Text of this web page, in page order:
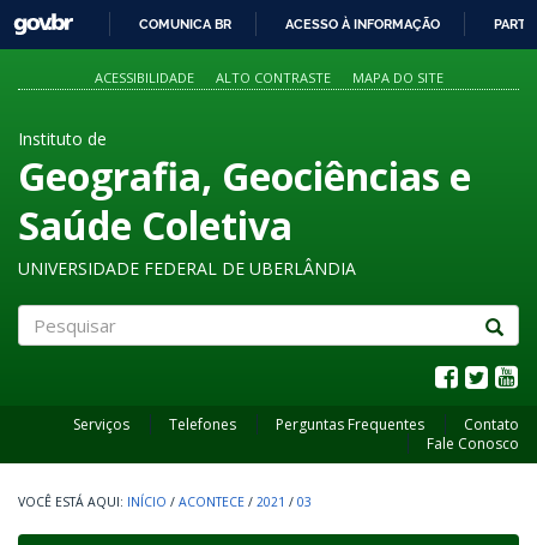
PARA
O
GOVBR
COMUNICA BR ACESSO À INFORMAÇÃO
ACESSIBILIDADE ALTO CONTRASTE MAPA DO SITE
Instituto de
Geografia, Geociências e
Saúde Coletiva
UNIVERSIDADE FEDERAL DE UBERLÂNDIA
Serviços Telefones Perguntas Frequentes
Contato
Fale Conosco
INÍCIO / ACONTECE / 2021 / 03